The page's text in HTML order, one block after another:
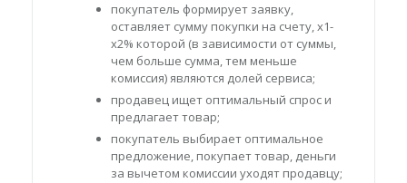
покупатель формирует заявку,
оставляет сумму покупки на счету, x1-
x2% которой (в зависимости от суммы,
чем больше сумма, тем меньше
комиссия) являются долей сервиса;
продавец ищет оптимальный спрос и
предлагает товар;
покупатель выбирает оптимальное
предложение, покупает товар, деньги
за вычетом комиссии уходят продавцу;